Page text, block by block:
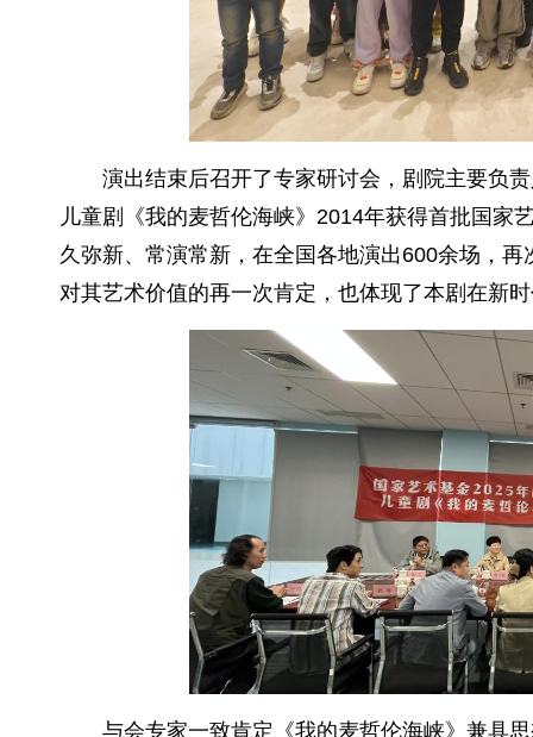
演出结束后召开了专家研讨会，剧院主要负
儿童剧《我的麦哲伦海峡》2014年获得首批国家
久弥新、常演常新，在全国各地演出600余场，
对其艺术价值的再一次肯定，也体现了本剧在新
与会专家一致肯定《我的麦哲伦海峡》兼具